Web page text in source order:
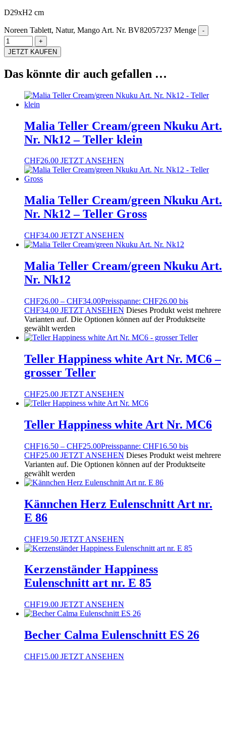
D29xH2 cm
Noreen Tablett, Natur, Mango Art. Nr. BV82057237 Menge
JETZT KAUFEN
Das könnte dir auch gefallen …
Malia Teller Cream/green Nkuku Art.
Nr. Nk12 – Teller klein
CHF26.00 JETZT ANSEHEN
Malia Teller Cream/green Nkuku Art.
Nr. Nk12 – Teller Gross
CHF34.00 JETZT ANSEHEN
Malia Teller Cream/green Nkuku Art.
Nr. Nk12
CHF26.00 – CHF34.00Preisspanne: CHF26.00 bis
CHF34.00 JETZT ANSEHEN Dieses Produkt weist mehrere
Varianten auf. Die Optionen können auf der Produktseite
gewählt werden
Teller Happiness white Art Nr. MC6 –
grosser Teller
CHF25.00 JETZT ANSEHEN
Teller Happiness white Art Nr. MC6
CHF16.50 – CHF25.00Preisspanne: CHF16.50 bis
CHF25.00 JETZT ANSEHEN Dieses Produkt weist mehrere
Varianten auf. Die Optionen können auf der Produktseite
gewählt werden
Kännchen Herz Eulenschnitt Art nr.
E 86
CHF19.50 JETZT ANSEHEN
Kerzenständer Happiness
Eulenschnitt art nr. E 85
CHF19.00 JETZT ANSEHEN
Becher Calma Eulenschnitt ES 26
CHF15.00 JETZT ANSEHEN